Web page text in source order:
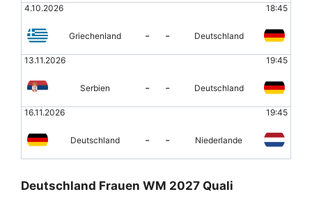
4.10.2026 18:45
Griechenland - - Deutschland
13.11.2026 19:45
Serbien - - Deutschland
16.11.2026 19:45
Deutschland - - Niederlande
Deutschland Frauen WM 2027 Quali